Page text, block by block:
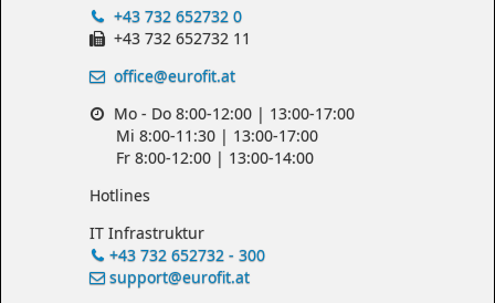
+43 732 652732 0
+43 732 652732 11
office@eurofit.at
Mo - Do 8:00-12:00 | 13:00-17:00
Mi 8:00-11:30 | 13:00-17:00
Fr 8:00-12:00 | 13:00-14:00
Hotlines
IT Infrastruktur
+43 732 652732 - 300
support@eurofit.at